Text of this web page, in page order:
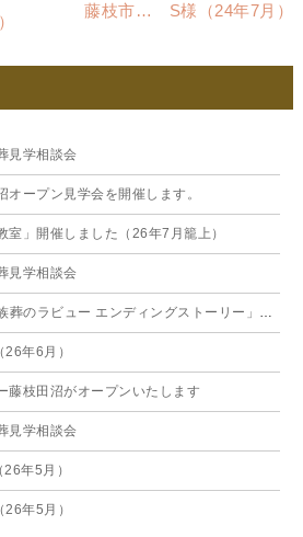
藤枝市… S様（24年7月）
見学相談会
オープン見学会を開催します。
室」開催しました（26年7月籠上）
見学相談会
ンディングストーリー」に弊社スタッフが出演いたしました（26年6月）
年6月）
藤枝田沼がオープンいたします
見学相談会
年5月）
年5月）